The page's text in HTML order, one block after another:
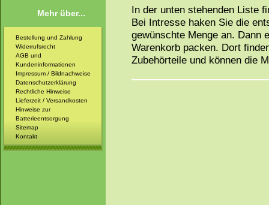
Mehr über...
Bestellung und Zahlung
Widerrufsrecht
AGB und
Kundeninformationen
Impressum / Bildnachweise
Datenschutzerklärung
Rechtliche Hinweise
Lieferzeit / Versandkosten
Hinweise zur
Batterieentsorgung
Sitemap
Kontakt
In der unten stehenden Liste
Bei Intresse haken Sie die
gewünschte Menge an. Dann
Warenkorb packen. Dort
Zubehörteile und können die